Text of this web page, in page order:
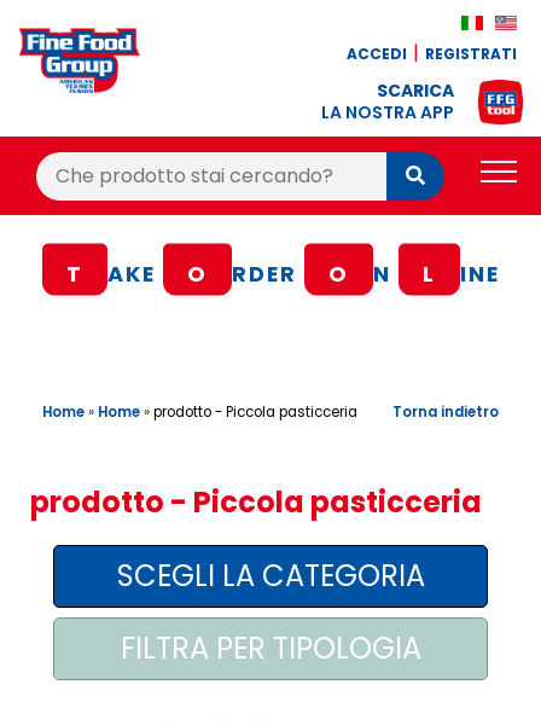
ACCEDI REGISTRATI
SCARICA
LA NOSTRA APP
Cerca:
Cerca
BLOG
CONTATTI
AREA AGENTI
T AKE O RDER O N L INE
Home» Home»prodotto - Piccola pasticceria Torna indietro
prodotto - Piccola pasticceria